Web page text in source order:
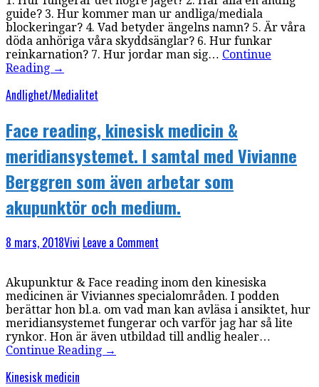
guide? 3. Hur kommer man ur andliga/mediala
blockeringar? 4. Vad betyder ängelns namn? 5. Är våra
döda anhöriga våra skyddsänglar? 6. Hur funkar
reinkarnation? 7. Hur jordar man sig… Continue
Reading →
Andlighet/Medialitet
Face reading, kinesisk medicin &
meridiansystemet. I samtal med Vivianne
Berggren som även arbetar som
akupunktör och medium.
8 mars, 2018Vivi Leave a Comment
Akupunktur & Face reading inom den kinesiska
medicinen är Viviannes specialområden. I podden
berättar hon bl.a. om vad man kan avläsa i ansiktet, hur
meridiansystemet fungerar och varför jag har så lite
rynkor. Hon är även utbildad till andlig healer…
Continue Reading →
Kinesisk medicin